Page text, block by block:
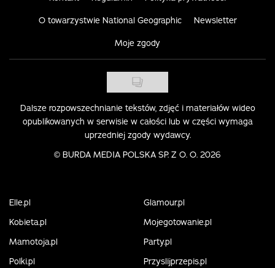
O towarzystwie National Geographic Newsletter
Moje zgody
Dalsze rozpowszechnianie tekstów, zdjęć i materiałów wideo
opublikowanych w serwisie w całości lub w części wymaga
uprzedniej zgody wydawcy.
© BURDA MEDIA POLSKA SP. Z O. O. 2026
Elle.pl
Glamour.pl
Kobieta.pl
Mojegotowanie.pl
Mamotoja.pl
Party.pl
Polki.pl
Przyslijprzepis.pl